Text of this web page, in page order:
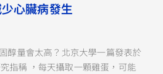
少心臟病發生
醇量會太高？北京大學一篇發表於
指稱 ，每天攝取一顆雞蛋，可能